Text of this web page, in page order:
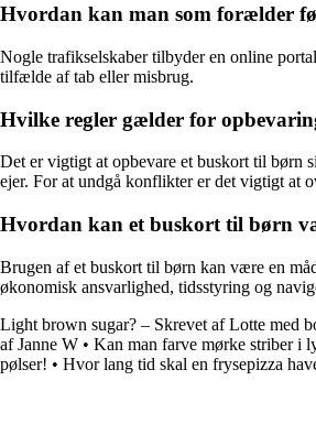
Hvordan kan man som forælder
Nogle trafikselskaber tilbyder en online
tilfælde af tab eller misbrug.
Hvilke regler gælder for
Det er vigtigt at opbevare et buskort til børn
ejer. For at undgå konflikter er det vigtigt at
Hvordan kan et buskort til børn
Brugen af et buskort til børn kan være en
økonomisk ansvarlighed, tidsstyring og
Light brown sugar? – Skrevet af Lotte med
af Janne W • Kan man farve mørke striber i
pølser! • Hvor lang tid skal en frysepizza